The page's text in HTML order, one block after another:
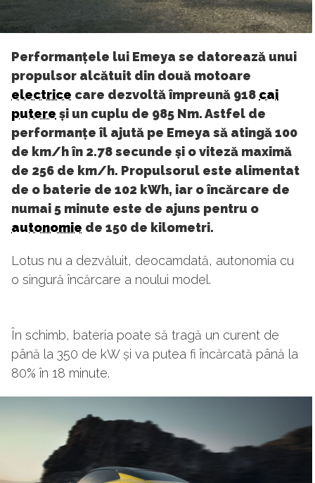
Performanțele lui Emeya se datorează unui
propulsor alcătuit din două motoare
electrice care dezvoltă împreună 918 cai
putere și un cuplu de 985 Nm. Astfel de
performanțe îl ajută pe Emeya să atingă 100
de km/h în 2.78 secunde și o viteză maximă
de 256 de km/h. Propulsorul este alimentat
de o baterie de 102 kWh, iar o încărcare de
numai 5 minute este de ajuns pentru o
autonomie de 150 de kilometri.
Lotus nu a dezvăluit, deocamdată, autonomia cu
o singură încărcare a noului model.
În schimb, bateria poate să tragă un curent de
până la 350 de kW și va putea fi încărcată până la
80% în 18 minute.